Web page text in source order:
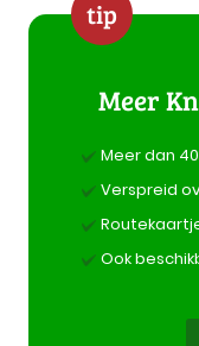
tip
Meer
Meer dan
Verspreid
Ook